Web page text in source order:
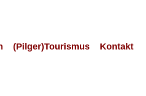
(Pilger)Tourismus Kontakt